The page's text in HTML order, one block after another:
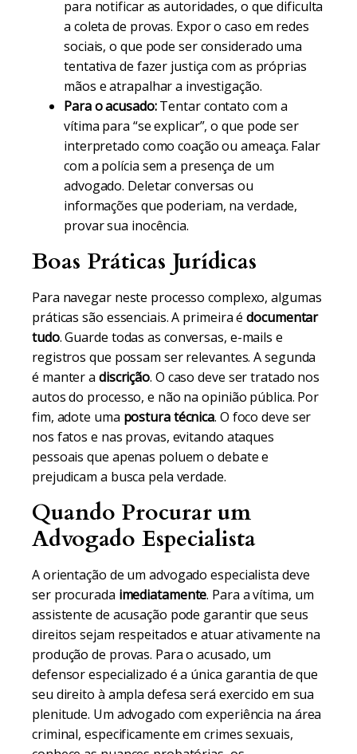
para notificar as autoridades, o que dificulta
a coleta de provas. Expor o caso em redes
sociais, o que pode ser considerado uma
tentativa de fazer justiça com as próprias
mãos e atrapalhar a investigação.
Para o acusado:Tentar contato com a
vítima para “se explicar”, o que pode ser
interpretado como coação ou ameaça. Falar
com a polícia sem a presença de um
advogado. Deletar conversas ou
informações que poderiam, na verdade,
provar sua inocência.
Boas Práticas Jurídicas
Para navegar neste processo complexo, algumas
práticas são essenciais. A primeira édocumentar
tudo. Guarde todas as conversas, e-mails e
registros que possam ser relevantes. A segunda
é manter a discrição. O caso deve ser tratado nos
autos do processo, e não na opinião pública. Por
fim, adote uma postura técnica. O foco deve ser
nos fatos e nas provas, evitando ataques
pessoais que apenas poluem o debate e
prejudicam a busca pela verdade.
Quando Procurar um
Advogado Especialista
A orientação de um advogado especialista deve
ser procurada imediatamente. Para a vítima, um
assistente de acusação pode garantir que seus
direitos sejam respeitados e atuar ativamente na
produção de provas. Para o acusado, um
defensor especializado é a única garantia de que
seu direito à ampla defesa será exercido em sua
plenitude. Um advogado com experiência na área
criminal, especificamente em crimes sexuais,